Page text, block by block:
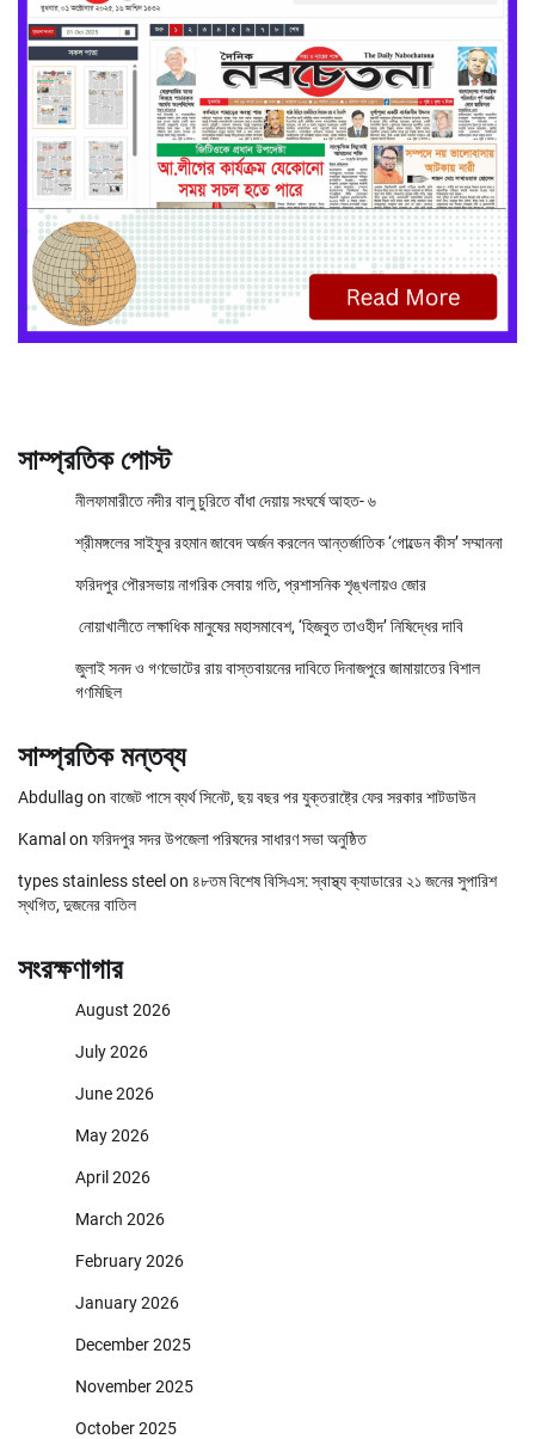
সাম্প্রতিক পোস্ট
নীলফামারীতে নদীর বালু চুরিতে বাঁধা দেয়ায় সংঘর্ষে আহত- ৬
শ্রীমঙ্গলের সাইফুর রহমান জাবেদ অর্জন করলেন আন্তর্জাতিক ‘গোল্ডেন কীস’ সম্মাননা
ফরিদপুর পৌরসভায় নাগরিক সেবায় গতি, প্রশাসনিক শৃঙ্খলায়ও জোর
নোয়াখালীতে লক্ষাধিক মানুষের মহাসমাবেশ, ‘হিজবুত তাওহীদ’ নিষিদ্ধের দাবি
জুলাই সনদ ও গণভোটের রায় বাস্তবায়নের দাবিতে দিনাজপুরে জামায়াতের বিশাল
গণমিছিল
সাম্প্রতিক মন্তব্য
Abdullag on বাজেট পাসে ব্যর্থ সিনেট, ছয় বছর পর যুক্তরাষ্ট্রে ফের সরকার শাটডাউন
Kamal on ফরিদপুর সদর উপজেলা পরিষদের সাধারণ সভা অনুষ্ঠিত
types stainless steel on ৪৮তম বিশেষ বিসিএস: স্বাস্থ্য ক্যাডারের ২১ জনের সুপারিশ
স্থগিত, দুজনের বাতিল
সংরক্ষণাগার
August 2026
July 2026
June 2026
May 2026
April 2026
March 2026
February 2026
January 2026
December 2025
November 2025
October 2025